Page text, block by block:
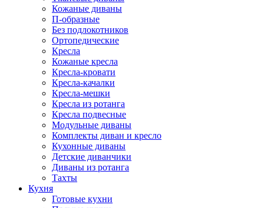
Кожаные диваны
П-образные
Без подлокотников
Ортопедические
Кресла
Кожаные кресла
Кресла-кровати
Кресла-качалки
Кресла-мешки
Кресла из ротанга
Кресла подвесные
Модульные диваны
Комплекты диван и кресло
Кухонные диваны
Детские диванчики
Диваны из ротанга
Тахты
Кухня
Готовые кухни